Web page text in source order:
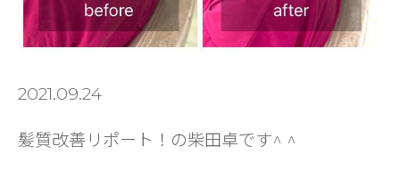
2021.09.24
髪質改善リポート！の柴田卓です^ ^